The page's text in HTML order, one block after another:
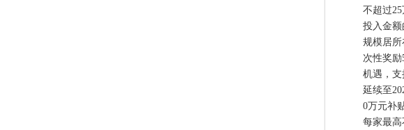
不超过
投入金额
规模居
次性奖
机遇，
延续至
0万元补
每家最